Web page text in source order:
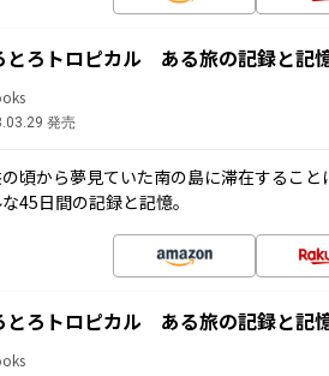
とろトロピカル ある旅の記録と
発売
頃から夢見ていた南の島に滞在するこ
45日間の記録と記憶。
とろトロピカル ある旅の記録と